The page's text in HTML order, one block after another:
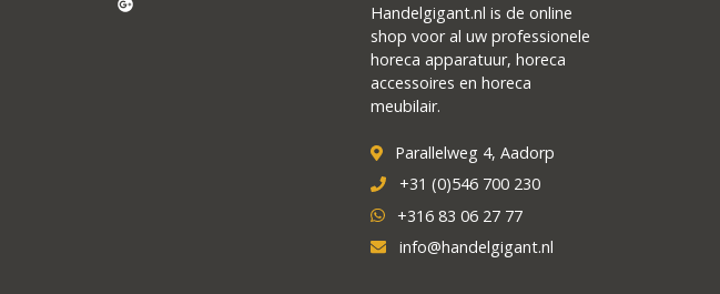
Handelgigant.nl is de online
shop voor al uw professionele
horeca apparatuur, horeca
accessoires en horeca
meubilair.
Parallelweg 4, Aadorp
+31 (0)546 700 230
+316 83 06 27 77
info@handelgigant.nl